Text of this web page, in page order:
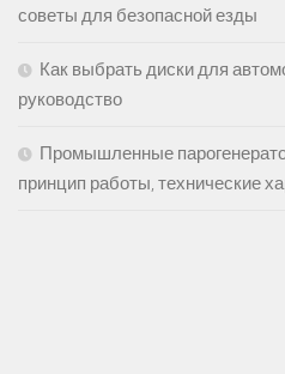
советы для безопасной езды
Как выбрать диски для
руководство
Промышленные
принцип работы, технические